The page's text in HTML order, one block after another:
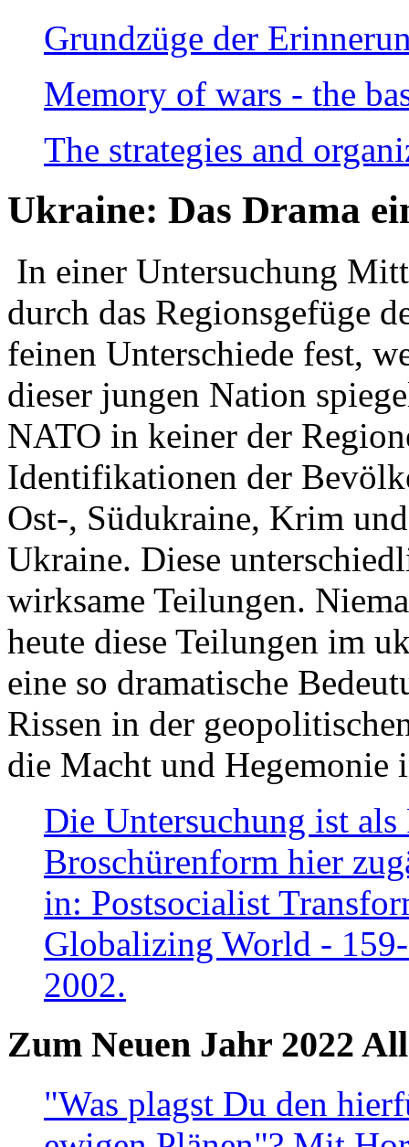
Grundzüge der
Memory of wars - the
The strategies and
Ukraine: Das Drama
In einer Untersuchung
durch das Regionsgefüge
feinen Unterschiede fest,
dieser jungen Nation
NATO in keiner der
Identifikationen der
Ost-, Südukraine, Krim
Ukraine. Diese
wirksame Teilungen.
heute diese Teilungen im
eine so dramatische
Rissen in der
die Macht und Hegemonie
Die Untersuchung ist
Broschürenform hier
in: Postsocialist
Globalizing World -
2002.
Zum Neuen Jahr 2022
"Was plagst Du den